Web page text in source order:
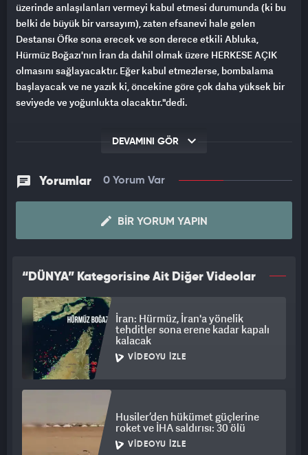
üzerinde anlaşılanları vermeyi kabul etmesi durumunda (ki bu
belki de büyük bir varsayım), zaten efsanevi hale gelen
Destansı Öfke sona erecek ve son derece etkili Abluka,
Hürmüz Boğazı'nın İran da dahil olmak üzere HERKESE AÇIK
olmasını sağlayacaktır. Eğer kabul etmezlerse, bombalama
başlayacak ve ne yazık ki, öncekine göre çok daha yüksek bir
seviyede ve yoğunlukta olacaktır."dedi.
DEVAMINI GÖR
Yorumlar 0 Yorum Var
BIR YORUM YAPIN
“DÜNYA” Kategorisine Ait Diğer Videolar
İran: Hürmüz, İran'a yönelik
tehditler sona erene kadar kapalı
kalacak
VIDEOYU İZLE
Husiler’den hükümet güçlerine
roket ve İHA saldırısı: 30 ölü
VIDEOYU İZLE